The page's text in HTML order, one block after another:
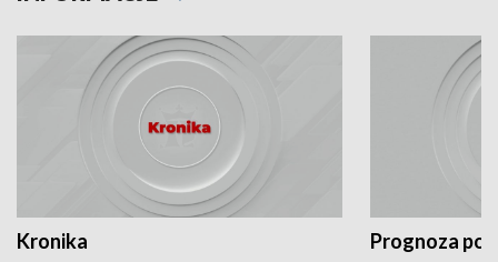
Kronika Prognoza